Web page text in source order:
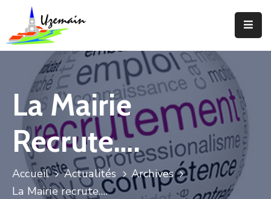
Actualités
Agenda
Votre
Commune
Votre
Mairie
Services
La Mairie
Recrute….
Accueil Actualités
Archives
La Mairie recrute….